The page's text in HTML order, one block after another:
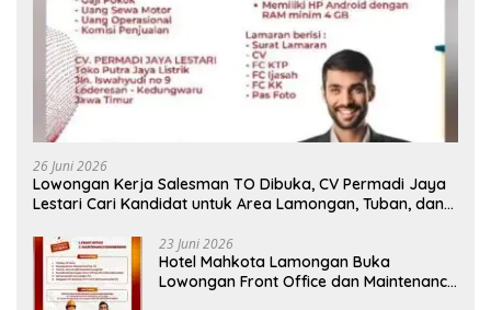
26 Juni 2026
Lowongan Kerja Salesman TO Dibuka, CV Permadi Jaya
Lestari Cari Kandidat untuk Area Lamongan, Tuban, dan
23 Juni 2026
Hotel Mahkota Lamongan Buka
Lowongan Front Office dan Maintenance